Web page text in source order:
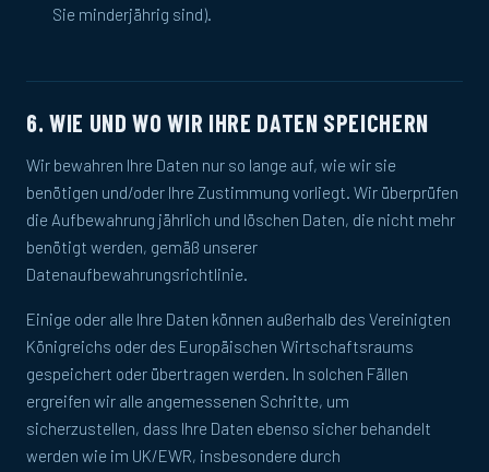
Sie minderjährig sind).
6. WIE UND WO WIR IHRE DATEN SPEICHERN
Wir bewahren Ihre Daten nur so lange auf, wie wir sie
benötigen und/oder Ihre Zustimmung vorliegt. Wir überprüfen
die Aufbewahrung jährlich und löschen Daten, die nicht mehr
benötigt werden, gemäß unserer
Datenaufbewahrungsrichtlinie.
Einige oder alle Ihre Daten können außerhalb des Vereinigten
Königreichs oder des Europäischen Wirtschaftsraums
gespeichert oder übertragen werden. In solchen Fällen
ergreifen wir alle angemessenen Schritte, um
sicherzustellen, dass Ihre Daten ebenso sicher behandelt
werden wie im UK/EWR, insbesondere durch